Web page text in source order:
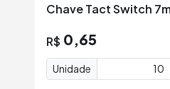
Chave Tact Switch
R$ 0,65
Unidade